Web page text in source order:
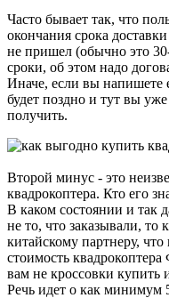
Часто бывает так, что
окончания срока
не пришел (обычно это
сроки, об этом надо
Иначе, если вы напишете
будет поздно и тут вы
получить.
Второй минус - это
квадрокоптера. Кто его
В каком состоянии и так
не то, что заказывали, то
китайскому партнеру,
стоимость
вам не кроссовки купить
Речь идет о как минимум